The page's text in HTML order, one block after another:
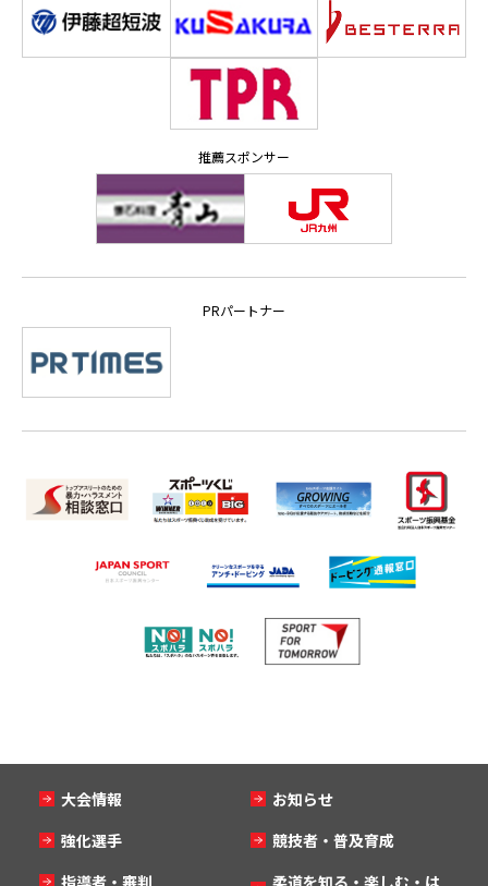
推薦スポンサー
PRパートナー
大会情報
お知らせ
強化選手
競技者・普及育成
指導者・審判
柔道を知る・楽しむ・は